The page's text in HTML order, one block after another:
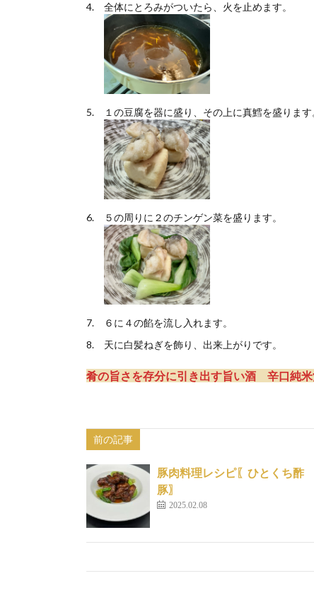
全体にとろみがついたら、火を止めます。
１の豆腐を器に盛り、その上に真鱈を盛ります
５の周りに２のチンゲン菜を盛ります。
６に４の餡を流し入れます。
天に白髪ねぎを飾り、出来上がりです。
肴の旨さを存分に引き出す旨い酒 辛口純
前の記事
豚肉料理レシピ〖ひとくち酢
豚〗
2025.02.08